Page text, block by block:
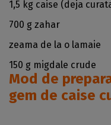
1,5 kg caise (deja
700 g zahar
zeama de la o lamaie
150 g migdale crude
Mod de
gem de caise